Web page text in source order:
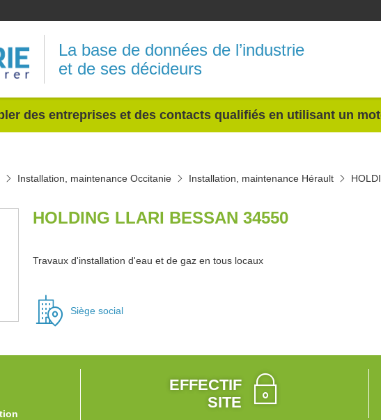
La base de données de l’industrie
et de ses décideurs
des entreprises et des contacts qualifiés en utilisant un
Installation, maintenance Occitanie Installation, maintenance Hérault
HOLDING LLARI BESSAN 34550
Travaux d'installation d'eau et de gaz en tous locaux
Siège social
EFFECTIF
SITE